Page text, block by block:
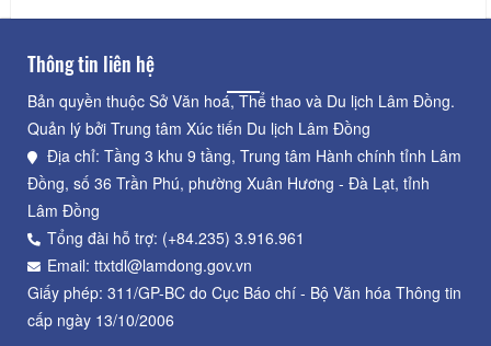
Thông tin liên hệ
Bản quyền thuộc Sở Văn hoá, Thể thao và Du lịch Lâm Đồng.
Quản lý bởi Trung tâm Xúc tiến Du lịch Lâm Đồng
Địa chỉ: Tầng 3 khu 9 tầng, Trung tâm Hành chính tỉnh Lâm
Đồng, số 36 Trần Phú, phường Xuân Hương - Đà Lạt, tỉnh
Lâm Đồng
Tổng đài hỗ trợ: (+84.235) 3.916.961
Email: ttxtdl@lamdong.gov.vn
Giấy phép: 311/GP-BC do Cục Báo chí - Bộ Văn hóa Thông tin
cấp ngày 13/10/2006